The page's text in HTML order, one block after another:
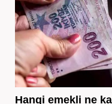
Hangi emekli ne